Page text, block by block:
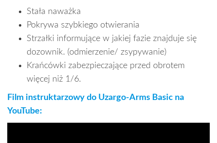
Stała naważka
Pokrywa szybkiego otwierania
Strzałki informujące w jakiej fazie znajduje się
dozownik. (odmierzenie/ zsypywanie)
Krańcówki zabezpieczające przed obrotem
więcej niż 1/6.
Film instruktarzowy do Uzargo-Arms Basic na
YouTube: